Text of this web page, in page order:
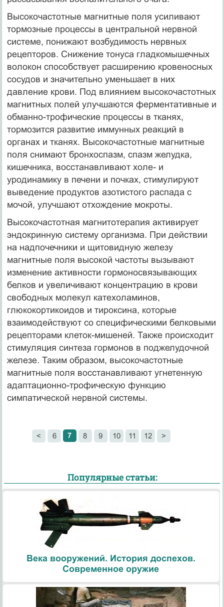
Высокочастотные магнитные поля усиливают
тормозные процессы в центральной нервной
системе, понижают возбудимость нервных
рецепторов. Снижение тонуса гладкомышечных
волокон способствует расширению кровеносных
сосудов и значительно уменьшает в них
давление крови. Под влиянием высокочастотных
магнитных полей улучшаются ферментативные и
обманно-трофические процессы в тканях,
тормозится развитие иммунных реакций в
органах и тканях. Высокочастотные магнитные
поля снимают бронхоспазм, спазм желудка,
кишечника, восстанавливают холе- и
уродинамику в печени и почках, стимулируют
выведение продуктов азотистого распада с
мочой, улучшают отхождение мокроты.
Высокочастотная магнитотерапия активирует
эндокринную систему организма. При действии
на надпочечники и щитовидную железу
магнитные поля высокой частоты вызывают
изменение активности гормоносвязывающих
белков и увеличивают концентрацию в крови
свободных молекул катехоламинов,
глюкокортикоидов и тироксина, которые
взаимодействуют со специфическими белковыми
рецепторами клеток-мишеней. Также происходит
стимуляция синтеза гормонов в поджелудочной
железе. Таким образом, высокочастотные
магнитные поля восстанавливают угнетенную
адаптационно-трофическую функцию
симпатической нервной системы.
< 6 7 8 9 10 11 12 >
Популярные статьи:
Века вооружений. История доспехов.
Современное оружие